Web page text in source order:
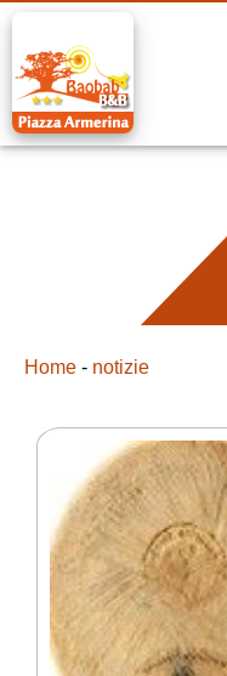
Home - notizie